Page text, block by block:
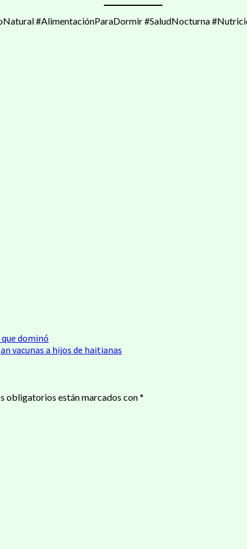
#AlimentaciónParaDormir #SaludNocturna
dominó
vacunas a hijos de haitianas
obligatorios están marcados con*